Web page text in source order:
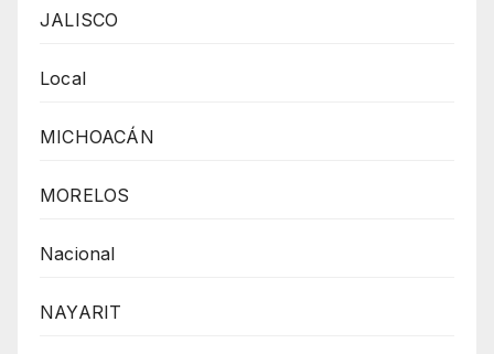
JALISCO
Local
MICHOACÁN
MORELOS
Nacional
NAYARIT